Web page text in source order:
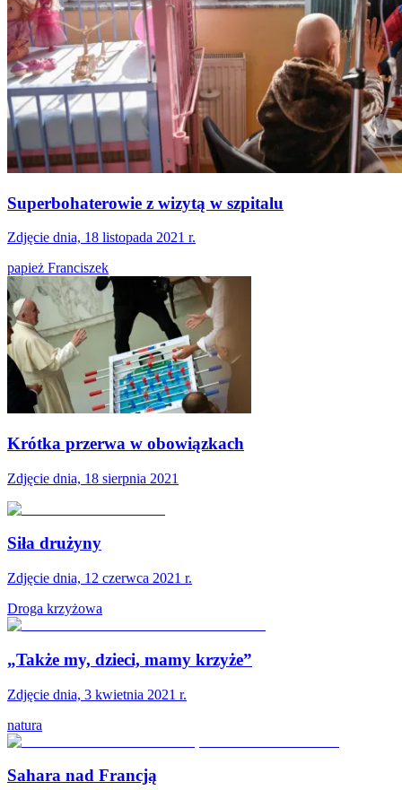
Superbohaterowie z wizytą w szpitalu
Zdjęcie dnia, 18 listopada 2021 r.
papież Franciszek
Krótka przerwa w obowiązkach
Zdjęcie dnia, 18 sierpnia 2021
Siła drużyny
Zdjęcie dnia, 12 czerwca 2021 r.
Droga krzyżowa
„Także my, dzieci, mamy krzyże”
Zdjęcie dnia, 3 kwietnia 2021 r.
natura
Sahara nad Francją